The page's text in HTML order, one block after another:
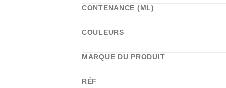
CONTENANCE (ML)
COULEURS
MARQUE DU PRODUIT
RÉF